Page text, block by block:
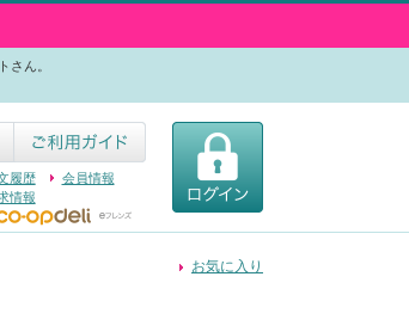
さん。
履歴
会員情報
情報
お気に入り